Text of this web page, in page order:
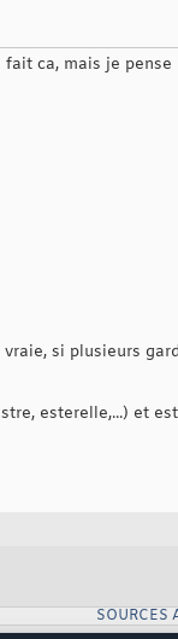
ca, mais je
si plusieurs
esterelle,...) et
SOURCES